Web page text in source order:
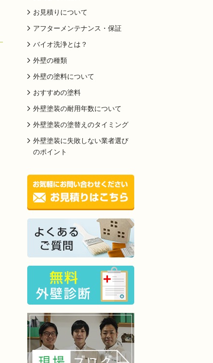
お見積りについて
アフターメンテナンス・保証
バイオ洗浄とは？
外壁の種類
外壁の塗料について
おすすめの塗料
外壁塗装の耐用年数について
外壁塗装の塗替えのタイミング
外壁塗装に失敗しない業者選び
のポイント